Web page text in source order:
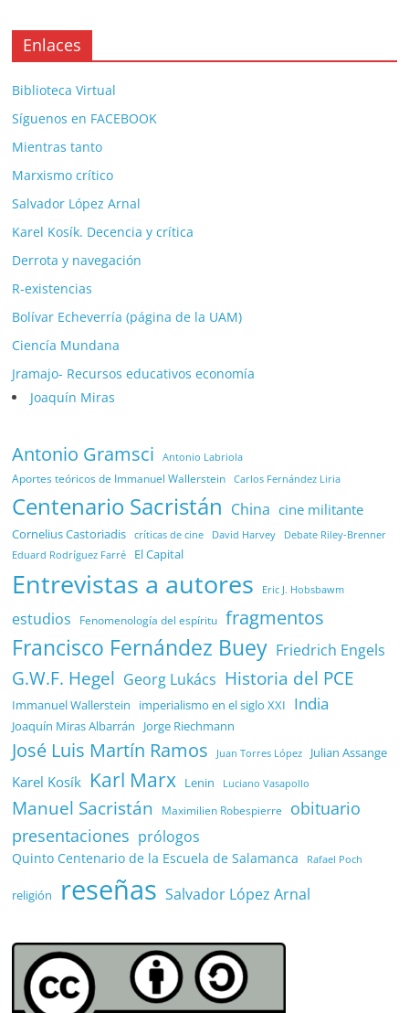
Enlaces
Biblioteca Virtual
Síguenos en FACEBOOK
Mientras tanto
Marxismo crítico
Salvador López Arnal
Karel Kosík. Decencia y crítica
Derrota y navegación
R-existencias
Bolívar Echeverría (página de la UAM)
Ciencía Mundana
Jramajo- Recursos educativos economía
Joaquín Miras
Antonio Gramsci Antonio Labriola
Aportes teóricos de Immanuel Wallerstein Carlos Fernández Liria
Centenario Sacristán China cine militante
Cornelius Castoriadis críticas de cine David Harvey Debate Riley-Brenner
Eduard Rodríguez Farré El Capital
Entrevistas a autores Eric J. Hobsbawm
estudios Fenomenología del espíritu fragmentos
Francisco Fernández Buey Friedrich Engels
G.W.F. Hegel Georg Lukács Historia del PCE
Immanuel Wallerstein imperialismo en el siglo XXI India
Joaquín Miras Albarrán Jorge Riechmann
José Luis Martín Ramos Juan Torres López Julian Assange
Karel Kosík Karl Marx Lenin Luciano Vasapollo
Manuel Sacristán Maximilien Robespierre
obituario
presentaciones prólogos
Quinto Centenario de la Escuela de Salamanca Rafael Poch
religión reseñas Salvador López Arnal